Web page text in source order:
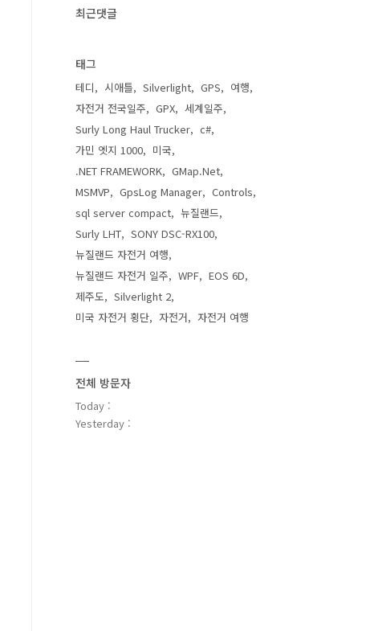
최근댓글
태그
테디 시애틀 Silverlight GPS
여행
자전거 전국일주
GPX
세계일주
Surly Long Haul Trucker
c#
가민 엣지 1000
미국
.NET FRAMEWORK
GMap.Net
MSMVP
GpsLog Manager
Controls
sql server compact
뉴질랜드
Surly LHT
SONY DSC-RX100
뉴질랜드 자전거 여행
뉴질랜드 자전거 일주
WPF
EOS 6D
제주도
Silverlight 2
미국 자전거 횡단
자전거 자전거 여행
전체 방문자
Today :
Yesterday :